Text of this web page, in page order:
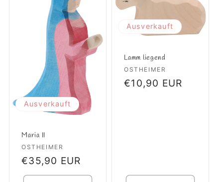
Ausverkauft
Maria II
Anbieter:
OSTHEIMER
Normaler
Preis
€35,90 EUR
Ausverkauft
Lamm liegend
Anbieter:
OSTHEIMER
Normaler
€10,90 EUR